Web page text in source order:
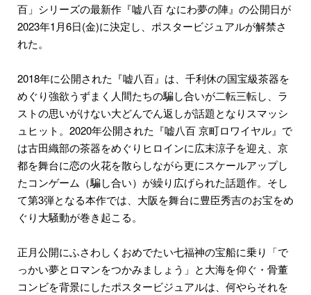
百」シリーズの最新作『嘘八百 なにわ夢の陣』の公開日が
2023年1月6日(金)に決定し、ポスタービジュアルが解禁さ
れた。
2018年に公開された『嘘八百』は、千利休の国宝級茶器を
めぐり強欲うずまく人間たちの騙し合いが二転三転し、ラ
ストの思いがけない大どんでん返しが話題となりスマッシ
ュヒット。2020年公開された『嘘八百 京町ロワイヤル』で
は古田織部の茶器をめぐりヒロインに広末涼子を迎え、京
都を舞台に恋の火花を散らしながら更にスケールアップし
たコンゲーム（騙し合い）が繰り広げられた話題作。そし
て第3弾となる本作では、大阪を舞台に豊臣秀吉のお宝をめ
ぐり大騒動が巻き起こる。
正月公開にふさわしくおめでたい七福神の宝船に乗り「で
っかい夢とロマンをつかみましょう」と大海を仰ぐ・骨董
コンビを背景にしたポスタービジュアルは、何やらそれを